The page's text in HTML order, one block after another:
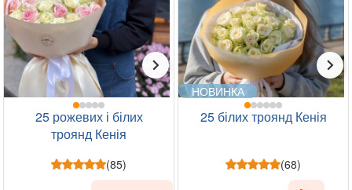
25 рожевих і білих
троянд Кенія
(85)
НОВИНКА
25 білих троянд Кенія
(68)